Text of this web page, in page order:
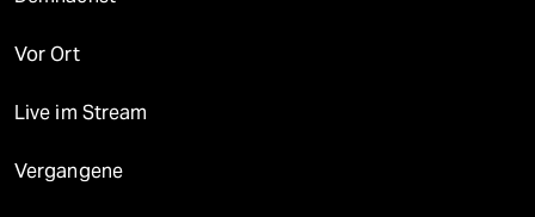
Vor Ort
Live im Stream
Vergangene